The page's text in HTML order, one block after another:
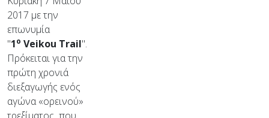
2017 με την
επωνυμία
"1ο Veikou Trail".
Πρόκειται για την
πρώτη χρονιά
διεξαγωγής ενός
αγώνα «ορεινού»